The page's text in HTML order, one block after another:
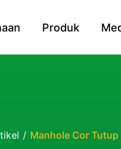
Produk
/ Manhole Cor